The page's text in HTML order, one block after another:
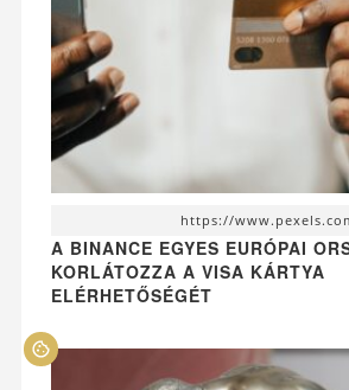
https://
A BINANCE EGYES EURÓPAI
KORLÁTOZZA A VISA KÁRTYA
ELÉRHETŐSÉGÉT